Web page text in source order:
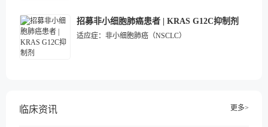
招募非小细胞肺癌患者 | KRAS G12C抑制剂
适应症： 非小细胞肺癌（NSCLC）
临床资讯 更多>